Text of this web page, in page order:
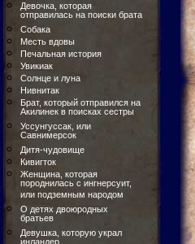
Девочка, которая
отправилась на поиски брата
Собака
Месть вдовы
Печальная история
Увикиак
Солнце и луна
Нивнитак
Брат, который отправился на
Акилинек в поисках сестры
Уссунгуссак, или
Савнимерсок
Дитя-чудовище
Кивигток
Женщина, которая
породнилась с ингнерсуит,
или подземным народом
О детях двоюродных
братьев
Девушка, которую украл